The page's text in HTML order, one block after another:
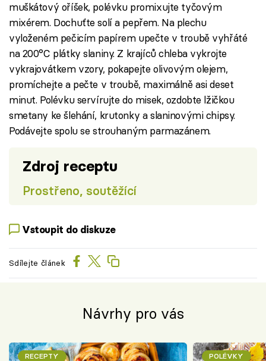
muškátový oříšek, polévku promixujte tyčovým
mixérem. Dochuťte solí a pepřem. Na plechu
vyloženém pečicím papírem upečte v troubě vyhřáté
na 200°C plátky slaniny. Z krajíců chleba vykrojte
vykrajovátkem vzory, pokapejte olivovým olejem,
promíchejte a pečte v troubě, maximálně asi deset
minut. Polévku servírujte do misek, ozdobte lžičkou
smetany ke šlehání, krutonky a slaninovými chipsy.
Podávejte spolu se strouhaným parmazánem.
Zdroj receptu
Prostřeno, soutěžící
Vstoupit do diskuze
Sdílejte článek
Návrhy pro vás
RECEPTY POLÉVKY